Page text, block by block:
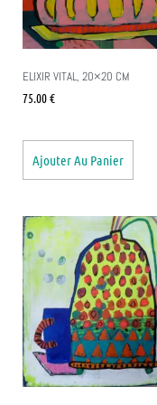
ELIXIR VITAL, 20×20 CM
75.00€
Ajouter Au Panier